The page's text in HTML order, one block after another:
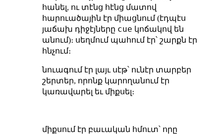
հանել, ու տէնց հէնց մատով
հարուածային էր միացնում (էդպէս
յաճախ դիջէյները cue կոճակով են
անում)։ սեղմում պահում էր՝ շարքն էր
հնչում։
նուագում էր լայւ սէթ՝ ունէր տարբեր
շերտեր, որոնք կարողանում էր
կառավարել եւ միքսել։
միքսում էր բաւական հմուտ՝ որը